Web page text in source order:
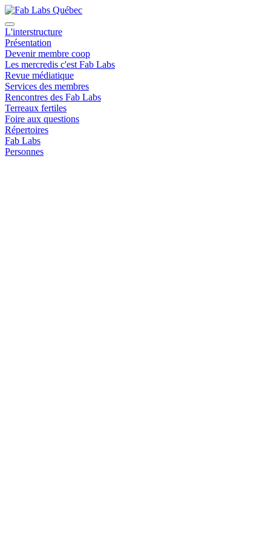
L'interstructure
Présentation
Devenir membre coop
Les mercredis c'est Fab Labs
Revue médiatique
Services des membres
Rencontres des Fab Labs
Terreaux fertiles
Foire aux questions
Répertoires
Fab Labs
Personnes